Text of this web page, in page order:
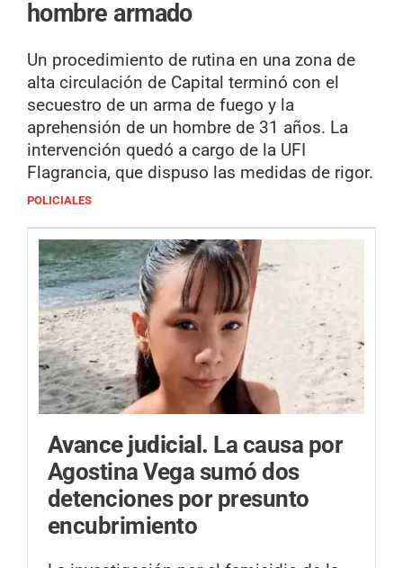
hombre armado
Un procedimiento de rutina en una zona de
alta circulación de Capital terminó con el
secuestro de un arma de fuego y la
aprehensión de un hombre de 31 años. La
intervención quedó a cargo de la UFI
Flagrancia, que dispuso las medidas de rigor.
POLICIALES
Avance judicial. La causa por
Agostina Vega sumó dos
detenciones por presunto
encubrimiento